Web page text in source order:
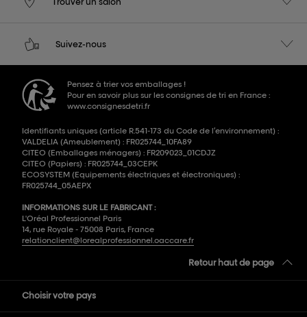
Suivez-nous
Pensez à trier vos emballages !
Pour en savoir plus sur les consignes de tri en France :
www.consignesdetri.fr
Identifiants uniques (article R.541-173 du Code de l’environnement) :
VALDELIA (Ameublement) : FR025744_10FA89
CITEO (Emballages ménagers) : FR209023_01CDJZ
CITEO (Papiers) : FR025744_03CEPK
ECOSYSTEM (Equipements électriques et électroniques) :
FR025744_05AEPX
INFORMATIONS SUR LE FABRICANT :
L'Oréal Professionnel Paris
14, rue Royale - 75008 Paris, France
relationclient@lorealprofessionnel.oaccare.fr
Retour haut de page
Choisir votre pays